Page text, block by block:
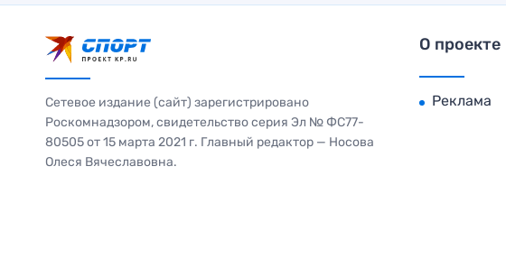
Сетевое издание (сайт) зарегистрировано
Роскомнадзором, свидетельство серия Эл № ФС77-
80505 от 15 марта 2021 г. Главный редактор — Носова
Олеся Вячеславовна.
О проекте
Реклама